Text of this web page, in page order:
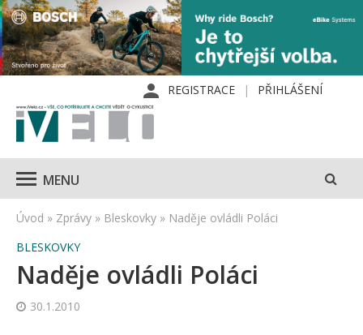
REGISTRACE PŘIHLÁŠENÍ
MENU
Úvod » Zprávy » Bleskovky » Naděje ovládli Poláci
BLESKOVKY
Naděje ovládli Poláci
30.1.2010